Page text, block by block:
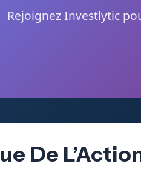
Rejoignez Investlytic
De